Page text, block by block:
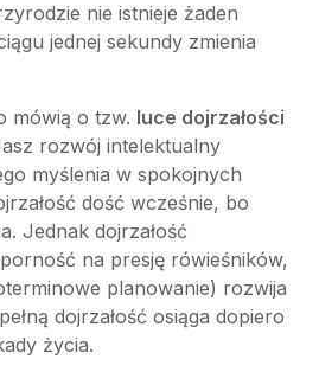
nie istnieje żaden
jednej sekundy zmienia
mówią o tzw. luce dojrzałości
rozwój intelektualny
myślenia w spokojnych
dość wcześnie, bo
Jednak dojrzałość
na presję rówieśników,
planowanie) rozwija
dojrzałość osiąga dopiero
życia.